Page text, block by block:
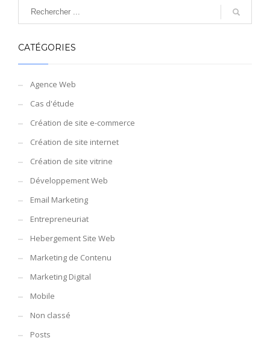
CATÉGORIES
Agence Web
Cas d'étude
Création de site e-commerce
Création de site internet
Création de site vitrine
Développement Web
Email Marketing
Entrepreneuriat
Hebergement Site Web
Marketing de Contenu
Marketing Digital
Mobile
Non classé
Posts